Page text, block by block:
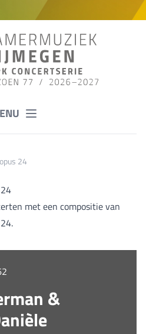
24
met een compositie van
&